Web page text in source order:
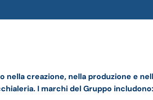
nella creazione, nella produzione e
I marchi del Gruppo includono: